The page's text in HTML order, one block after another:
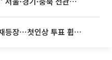
‘나솔사계’ 국화, 결별 후 재등장⋯첫인상 투표 휩쓸고 ‘인기녀’ 등극